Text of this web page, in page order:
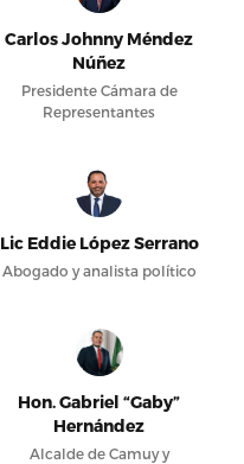
Carlos Johnny Méndez
Núñez
Presidente Cámara de
Representantes
Lic Eddie López Serrano
Abogado y analista político
Hon. Gabriel “Gaby”
Hernández
Alcalde de Camuy y